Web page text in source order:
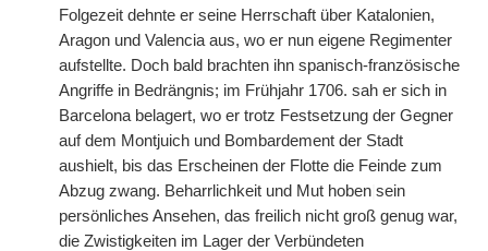
Folgezeit dehnte er seine Herrschaft über Katalonien,
Aragon und Valencia aus, wo er nun eigene Regimenter
aufstellte. Doch bald brachten ihn spanisch-französische
Angriffe in Bedrängnis; im Frühjahr 1706. sah er sich in
Barcelona belagert, wo er trotz Festsetzung der Gegner
auf dem Montjuich und Bombardement der Stadt
aushielt, bis das Erscheinen der Flotte die Feinde zum
Abzug zwang. Beharrlichkeit und Mut hoben sein
persönliches Ansehen, das freilich nicht groß genug war,
die Zwistigkeiten im Lager der Verbündeten